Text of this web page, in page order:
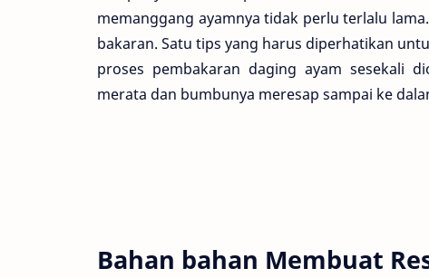
memanggang ayamnya tidak perlu terlalu
bakaran. Satu tips yang harus diperhatikan
proses pembakaran daging ayam sesekali
merata dan bumbunya meresap sampai ke
Bahan bahan Membuat